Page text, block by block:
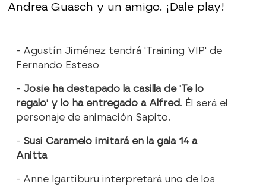
Andrea Guasch y un amigo. ¡Dale play!
- Agustín Jiménez tendrá 'Training VIP' de
Fernando Esteso
- Josie ha destapado la casilla de 'Te lo
regalo' y lo ha entregado a Alfred. Él será el
personaje de animación Sapito.
- Susi Caramelo imitará en la gala 14 a
Anitta
- Anne Igartiburu interpretará uno de los